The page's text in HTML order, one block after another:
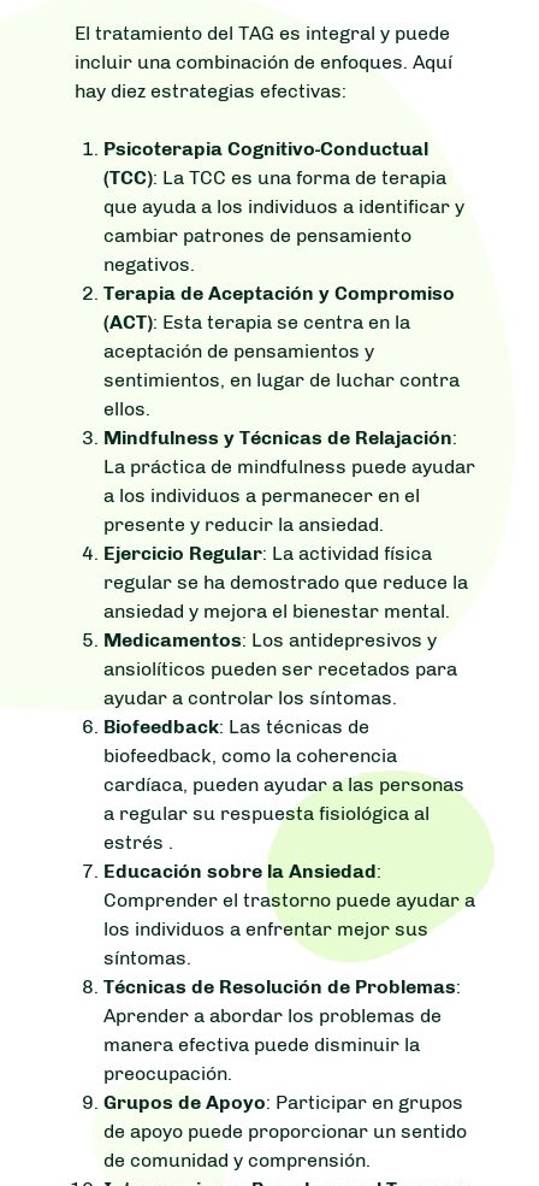
El tratamiento del TAG es integral y puede
incluir una combinación de enfoques. Aquí
hay diez estrategias efectivas:
Psicoterapia Cognitivo-Conductual
(TCC): La TCC es una forma de terapia
que ayuda a los individuos a identificar y
cambiar patrones de pensamiento
negativos.
Terapia de Aceptación y Compromiso
(ACT): Esta terapia se centra en la
aceptación de pensamientos y
sentimientos, en lugar de luchar contra
ellos.
Mindfulness y Técnicas de Relajación:
La práctica de mindfulness puede ayudar
a los individuos a permanecer en el
presente y reducir la ansiedad.
Ejercicio Regular: La actividad física
regular se ha demostrado que reduce la
ansiedad y mejora el bienestar mental.
Medicamentos: Los antidepresivos y
ansiolíticos pueden ser recetados para
ayudar a controlar los síntomas.
Biofeedback: Las técnicas de
biofeedback, como la coherencia
cardíaca, pueden ayudar a las personas
a regular su respuesta fisiológica al
estrés .
Educación sobre la Ansiedad:
Comprender el trastorno puede ayudar a
los individuos a enfrentar mejor sus
síntomas.
Técnicas de Resolución de Problemas:
Aprender a abordar los problemas de
manera efectiva puede disminuir la
preocupación.
Grupos de Apoyo: Participar en grupos
de apoyo puede proporcionar un sentido
de comunidad y comprensión.